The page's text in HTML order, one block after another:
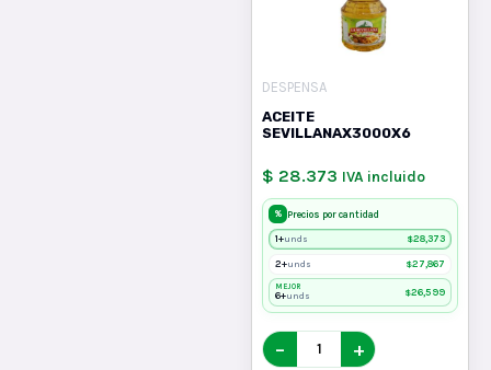
DESPENSA
ACEITE
SEVILLANAX3000X6
$ 28.373 IVA incluido
% Precios por cantidad
1+unds $28,373
2+unds $27,867
MEJOR
6+unds $26,599
− +